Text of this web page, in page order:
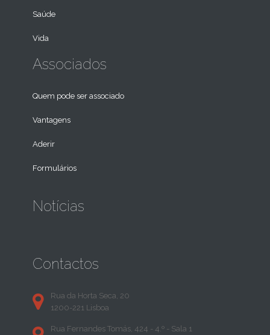
Saúde
Vida
Associados
Quem pode ser associado
Vantagens
Aderir
Formulários
Notícias
Contactos
Rua da Horta Seca, 20
1200-221 Lisboa
Rua Fernandes Tomás, 424 - 4.º - Sala 1